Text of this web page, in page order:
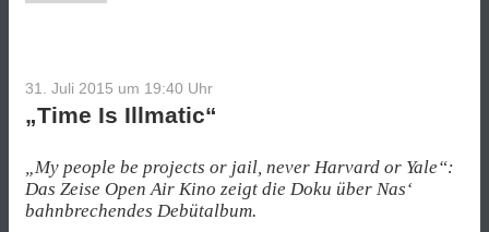
31. Juli 2015 um 19:40 Uhr
„Time Is Illmatic“
„My people be projects or jail, never Harvard or Yale“:
Das Zeise Open Air Kino zeigt die Doku über Nas‘
bahnbrechendes Debütalbum.